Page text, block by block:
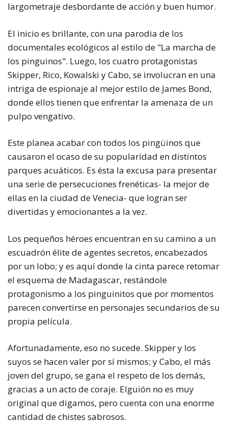
largometraje desbordante de acción y buen humor.
El inicio es brillante, con una parodia de los
documentales ecológicos al estilo de "La marcha de
los pinguinos". Luego, los cuatro protagonistas
Skipper, Rico, Kowalski y Cabo, se involucran en una
intriga de espionaje al mejor estilo de James Bond,
donde ellos tienen que enfrentar la amenaza de un
pulpo vengativo.
Este planea acabar con todos los pingüinos que
causaron el ocaso de su popularidad en distintos
parques acuáticos. Es ésta la excusa para presentar
una serie de persecuciones frenéticas- la mejor de
ellas en la ciudad de Venecia- que logran ser
divertidas y emocionantes a la vez.
Los pequeños héroes encuentran en su camino a un
escuadrón élite de agentes secretos, encabezados
por un lobo; y es aquí donde la cinta parece retomar
el esquema de Madagascar, restándole
protagonismo a los pinguinitos que por momentos
parecen convertirse en personajes secundarios de su
propia película.
Afortunadamente, eso no sucede. Skipper y los
suyos se hacen valer por sí mismos; y Cabo, el más
joven del grupo, se gana el respeto de los demás,
gracias a un acto de coraje. Elguión no es muy
original que digamos, pero cuenta con una enorme
cantidad de chistes sabrosos.